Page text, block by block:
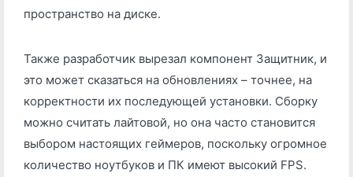
пространство на диске.
Также разработчик вырезал компонент Защитник, и
это может сказаться на обновлениях – точнее, на
корректности их последующей установки. Сборку
можно считать лайтовой, но она часто становится
выбором настоящих геймеров, поскольку огромное
количество ноутбуков и ПК имеют высокий FPS.